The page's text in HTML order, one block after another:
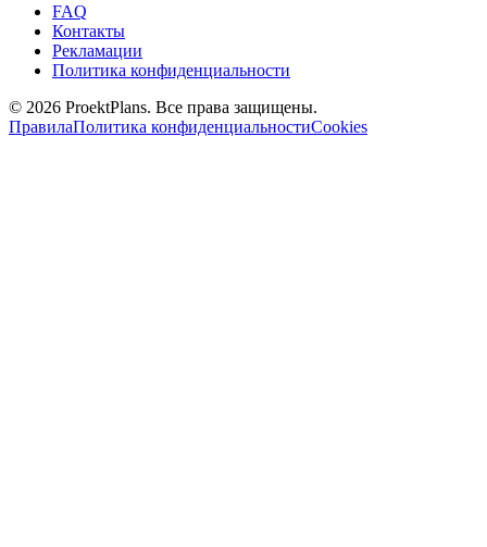
FAQ
Контакты
Рекламации
Политика конфиденциальности
© 2026 ProektPlans. Все права защищены.
ПравилаПолитика конфиденциальностиCookies